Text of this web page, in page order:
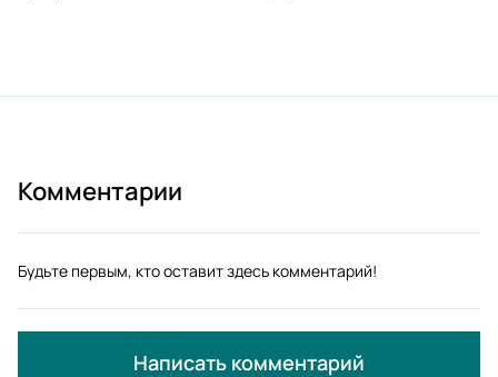
Комментарии
Будьте первым, кто оставит здесь комментарий!
Написать комментарий